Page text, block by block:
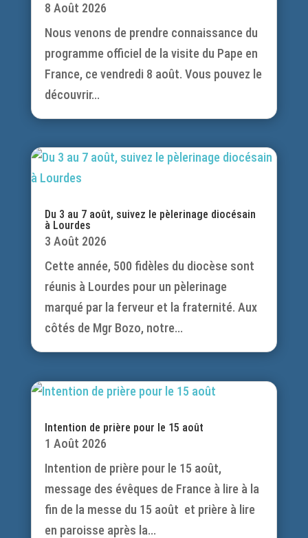
8 Août 2026
Nous venons de prendre connaissance du
programme officiel de la visite du Pape en
France, ce vendredi 8 août. Vous pouvez le
découvrir...
Du 3 au 7 août, suivez le pèlerinage diocésain
à Lourdes
3 Août 2026
Cette année, 500 fidèles du diocèse sont
réunis à Lourdes pour un pèlerinage
marqué par la ferveur et la fraternité. Aux
côtés de Mgr Bozo, notre...
Intention de prière pour le 15 août
1 Août 2026
Intention de prière pour le 15 août,
message des évêques de France à lire à la
fin de la messe du 15 août et prière à lire
en paroisse après la...